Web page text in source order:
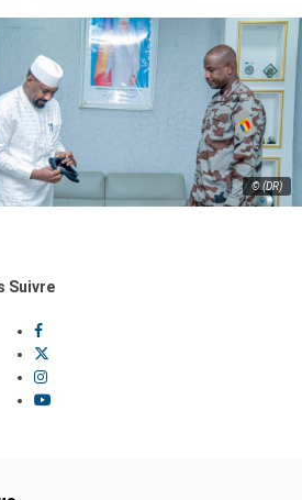
© (DR)
Suivre